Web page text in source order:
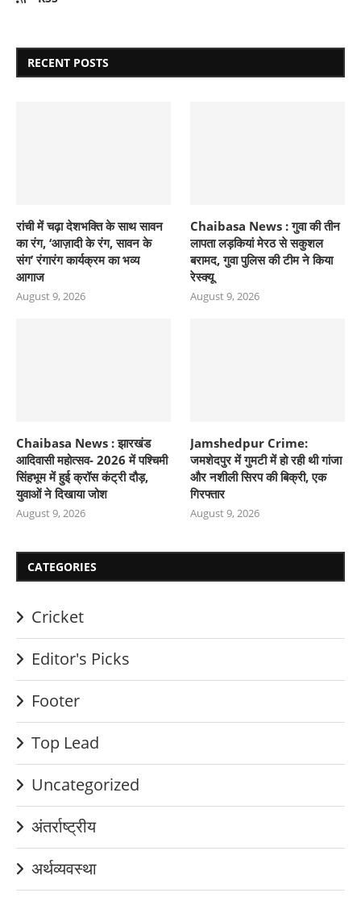
RECENT POSTS
रांची में चढ़ा देशभक्ति के साथ सावन
का रंग, ‘आज़ादी के रंग, सावन के
संग’ रंगारंग कार्यक्रम का भव्य
आगाज
August 9, 2026
Chaibasa News : गुवा की तीन
लापता लड़कियां मेरठ से सकुशल
बरामद, गुवा पुलिस की टीम ने किया
रेस्क्यू
August 9, 2026
Chaibasa News : झारखंड
आदिवासी महोत्सव- 2026 में पश्चिमी
सिंहभूम में हुई क्रॉस कंट्री दौड़,
युवाओं ने दिखाया जोश
August 9, 2026
Jamshedpur Crime:
जमशेदपुर में गुमटी में हो रही थी गांजा
और नशीली सिरप की बिक्री, एक
गिरफ्तार
August 9, 2026
CATEGORIES
Cricket
Editor's Picks
Footer
Top Lead
Uncategorized
अंतर्राष्ट्रीय
अर्थव्यवस्था